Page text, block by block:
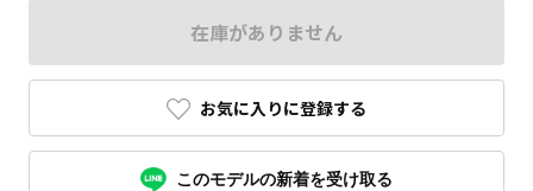
在庫がありません
お気に入りに登録する
このモデルの新着を受け取る